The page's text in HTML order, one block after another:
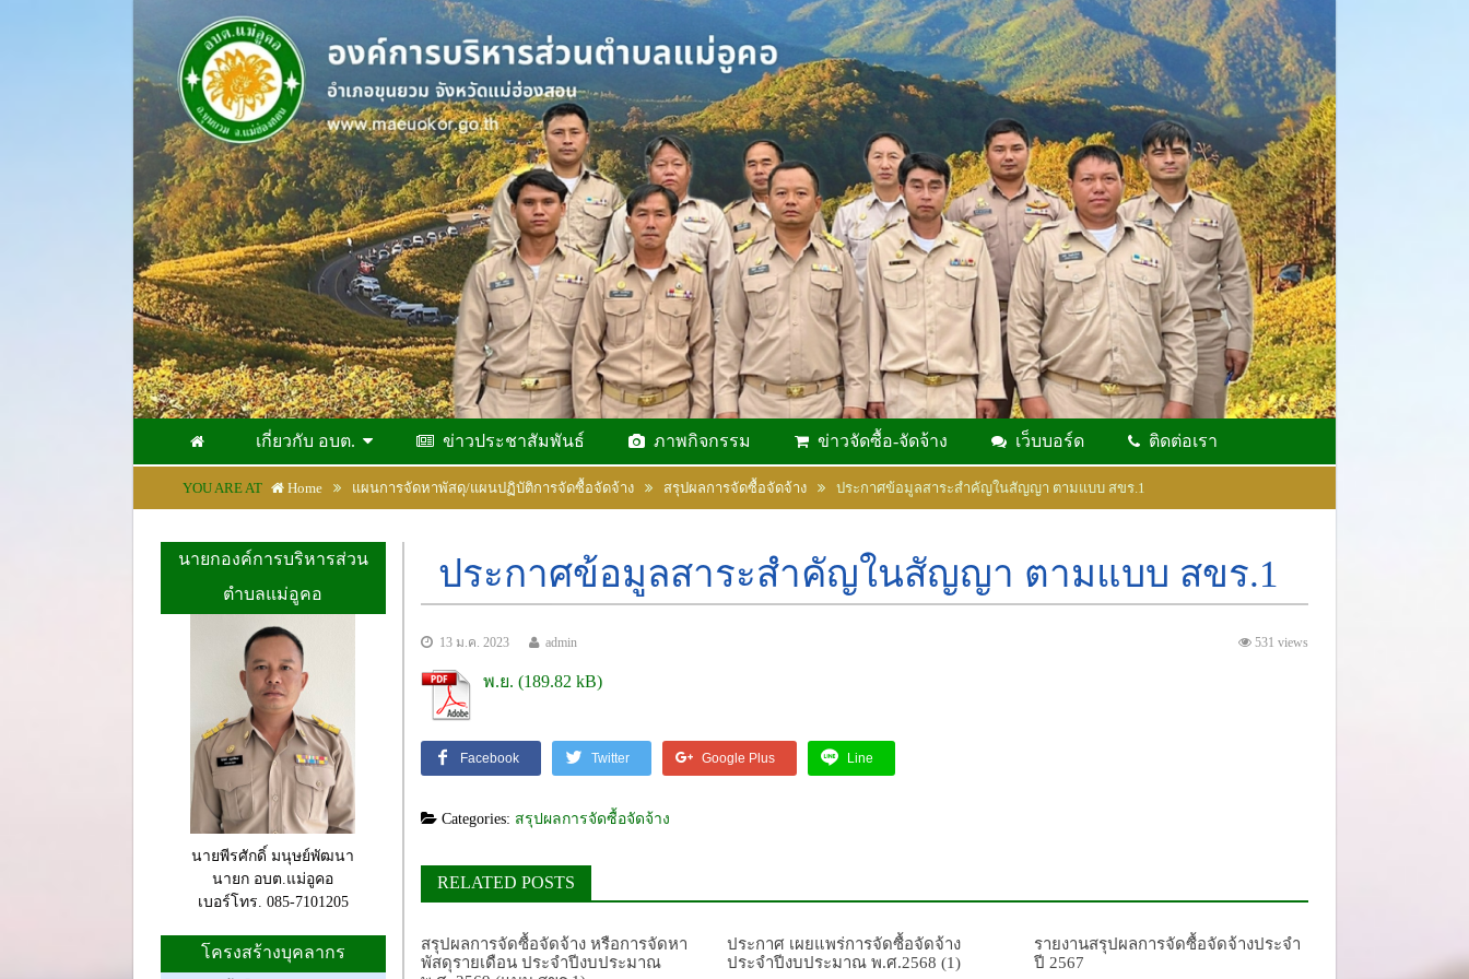
เกี่ยวกับ อบต. ข่าวประชาสัมพันธ์ ภาพกิจกรรม ข่าวจัดซื้อ-จัดจ้าง เว็บบอร์ด ติดต่อเรา
YOU ARE AT Home แผนการจัดหาพัสดุ/แผนปฏิบัติการจัดซื้อจัดจ้าง สรุปผลการจัดซื้อจัดจ้าง ประกาศข้อมูลสาระสำคัญในสัญญา ตามแบบ สขร.1
นายกองค์การบริหารส่วน
ตำบลแม่อูคอ
นายพีรศักดิ์ มนุษย์พัฒนา
นายก อบต.แม่อูคอ
เบอร์โทร. 085-7101205
โครงสร้างบุคลากร
ประกาศข้อมูลสาระสำคัญในสัญญา ตามแบบ สขร.1
13 ม.ค. 2023 531 views
admin
พ.ย.
Facebook Twitter Google Plus Line
Categories: สรุปผลการจัดซื้อจัดจ้าง
RELATED POSTS
สรุปผลการจัดซื้อจัดจ้าง หรือการจัดหา
พัสดุรายเดือน ประจำปีงบประมาณ
ประกาศ เผยแพร่การจัดซื้อจัดจ้าง
ประจำปีงบประมาณ พ.ศ.2568 (1)
รายงานสรุปผลการจัดซื้อจัดจ้างประจำ
ปี 2567